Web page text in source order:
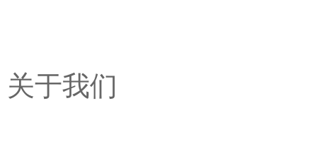
关于我们